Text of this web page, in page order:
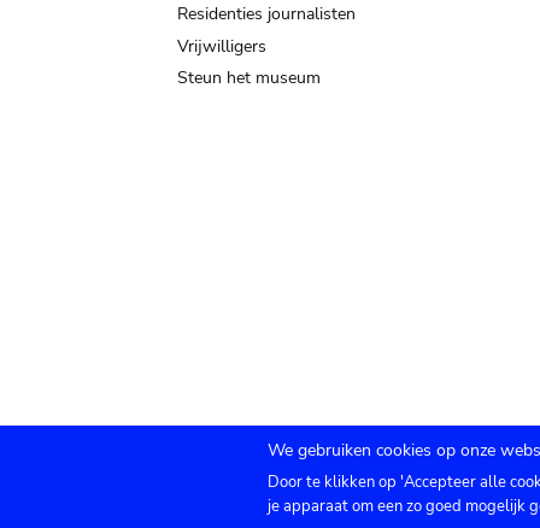
Residenties journalisten
Vrijwilligers
Steun het museum
Agenda Pers Zaalverhuur
We gebruiken cookies op onze
Door te klikken op 'Accepteer alle
je apparaat om een zo goed mogelijk